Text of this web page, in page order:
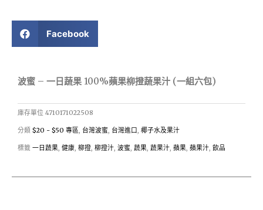
Facebook
波蜜 – 一日蔬果 100%蘋果柳撜蔬果汁 (一組六包)
庫存單位 4710171022508
分類 $20 - $50 專區, 台灣波蜜, 台灣進口, 椰子水及果汁
標籤 一日蔬果, 健康, 柳撜, 柳撜汁, 波蜜, 蔬果, 蔬果汁, 蘋果, 蘋果汁, 飲品